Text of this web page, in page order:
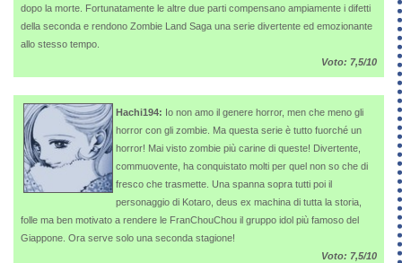
dopo la morte. Fortunatamente le altre due parti compensano ampiamente i difetti
della seconda e rendono Zombie Land Saga una serie divertente ed emozionante
allo stesso tempo.
Voto: 7,5/10
Hachi194: Io non amo il genere horror, men che meno gli
horror con gli zombie. Ma questa serie è tutto fuorché un
horror! Mai visto zombie più carine di queste! Divertente,
commuovente, ha conquistato molti per quel non so che di
fresco che trasmette. Una spanna sopra tutti poi il
personaggio di Kotaro, deus ex machina di tutta la storia,
folle ma ben motivato a rendere le FranChouChou il gruppo idol più famoso del
Giappone. Ora serve solo una seconda stagione!
Voto: 7,5/10